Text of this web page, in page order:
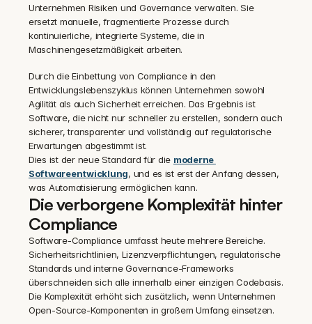
Unternehmen Risiken und Governance verwalten. Sie
ersetzt manuelle, fragmentierte Prozesse durch
kontinuierliche, integrierte Systeme, die in
Maschinengesetzmäßigkeit arbeiten.
Durch die Einbettung von Compliance in den
Entwicklungslebenszyklus können Unternehmen sowohl
Agilität als auch Sicherheit erreichen. Das Ergebnis ist
Software, die nicht nur schneller zu erstellen, sondern auch
sicherer, transparenter und vollständig auf regulatorische
Erwartungen abgestimmt ist.
Dies ist der neue Standard für die moderne
Softwareentwicklung, und es ist erst der Anfang dessen,
was Automatisierung ermöglichen kann.
Die verborgene Komplexität hinter
Compliance
Software-Compliance umfasst heute mehrere Bereiche.
Sicherheitsrichtlinien, Lizenzverpflichtungen, regulatorische
Standards und interne Governance-Frameworks
überschneiden sich alle innerhalb einer einzigen Codebasis.
Die Komplexität erhöht sich zusätzlich, wenn Unternehmen
Open-Source-Komponenten in großem Umfang einsetzen.